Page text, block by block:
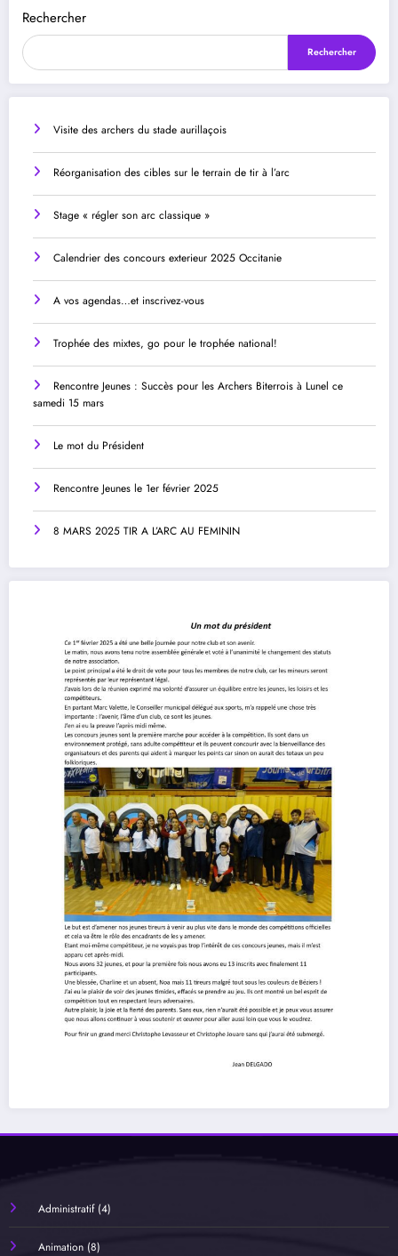
Rechercher
Rechercher
Visite des archers du stade aurillaçois
Réorganisation des cibles sur le terrain de tir à l’arc
Stage « régler son arc classique »
Calendrier des concours exterieur 2025 Occitanie
A vos agendas…et inscrivez-vous
Trophée des mixtes, go pour le trophée national!
Rencontre Jeunes : Succès pour les Archers Biterrois à Lunel ce
samedi 15 mars
Le mot du Président
Rencontre Jeunes le 1er février 2025
8 MARS 2025 TIR A L’ARC AU FEMININ
Administratif(4)
Animation(8)